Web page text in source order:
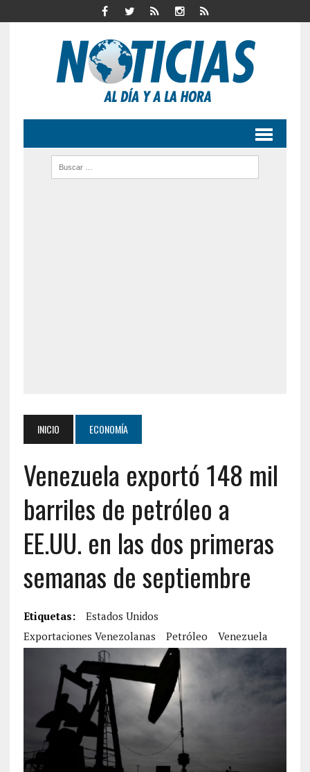
INICIO ECONOMÍA
Venezuela exportó 148 mil
barriles de petróleo a
EE.UU. en las dos primeras
semanas de septiembre
Etiquetas:
Estados Unidos
Exportaciones Venezolanas
Petróleo Venezuela